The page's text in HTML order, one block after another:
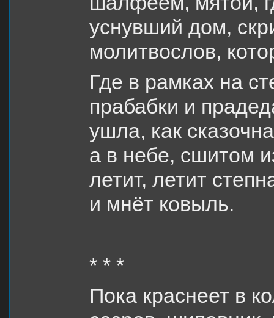
уснувший дом,
молитвослов,
Где в рамках на
прабабки и
ушла, как
а в небе, сшитом
летит, летит
и мнёт ковыль.
* * *
Пока краснеет в